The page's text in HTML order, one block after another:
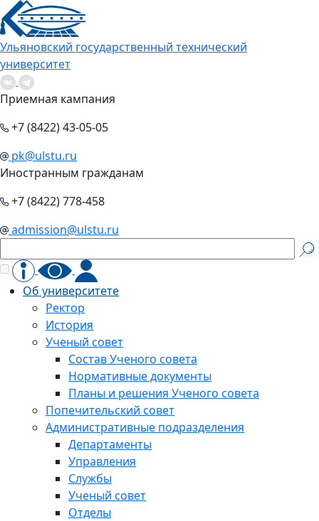
Ульяновский государственный технический
университет
Приемная кампания
+7 (8422) 43-05-05
pk@ulstu.ru
Иностранным гражданам
+7 (8422) 778-458
admission@ulstu.ru
Об университете
Ректор
История
Ученый совет
Состав Ученого совета
Нормативные документы
Планы и решения Ученого совета
Попечительский совет
Административные подразделения
Департаменты
Управления
Службы
Ученый совет
Отделы